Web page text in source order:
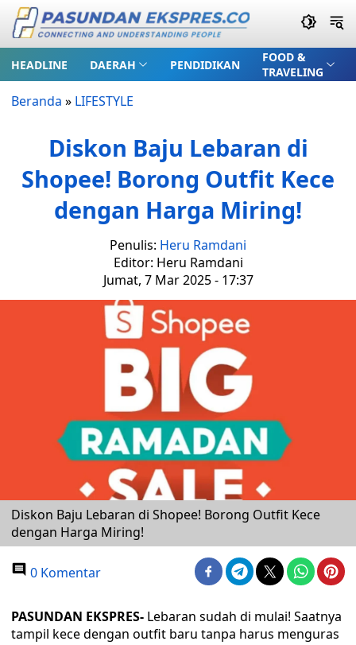
HEADLINE DAERAH PENDIDIKAN
FOOD &
TRAVELING
Beranda » LIFESTYLE
Diskon Baju Lebaran di
Shopee! Borong Outfit Kece
dengan Harga Miring!
Penulis: Heru Ramdani
Editor: Heru Ramdani
Jumat, 7 Mar 2025 - 17:37
Diskon Baju Lebaran di Shopee! Borong Outfit Kece
dengan Harga Miring!
0 Komentar
PASUNDAN EKSPRES- Lebaran sudah di mulai! Saatnya
tampil kece dengan outfit baru tanpa harus menguras